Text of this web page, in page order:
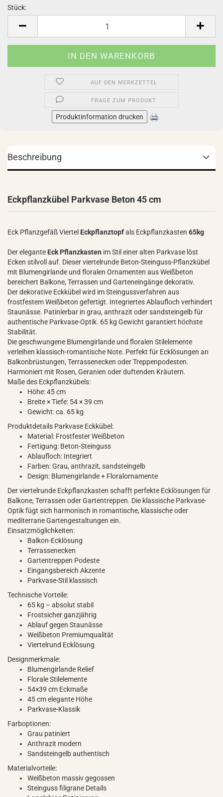
Stück:
AUF DEN MERKZETTEL
FRAGE ZUM PRODUKT
Produktinformation drucken
Beschreibung
Eckpflanzkübel Parkvase Beton 45 cm
Eck Pflanzgefäß Viertel Eckpflanztopfals Eckpflanzkasten 65kg
Der elegante Eck Pflanzkasten im Stil einer alten Parkvase löst
Ecken stilvoll auf. Dieser viertelrunde Beton-Steinguss-Pflanzkübel
mit Blumengirlande und floralen Ornamenten aus Weißbeton
bereichert Balkone, Terrassen und Garteneingänge dekorativ.
Der dekorative Eckkübel wird im Steingussverfahren aus
frostfestem Weißbeton gefertigt. Integriertes Ablaufloch verhindert
Staunässe. Patinierbar in grau, anthrazit oder sandsteingelb für
authentische Parkvase-Optik. 65 kg Gewicht garantiert höchste
Stabilität.
Die geschwungene Blumengirlande und floralen Stilelemente
verleihen klassisch-romantische Note. Perfekt für Ecklösungen an
Balkonbrüstungen, Terrassenecken oder Treppenpodesten.
Harmoniert mit Rosen, Geranien oder duftenden Kräutern.
Maße des Eckpflanzkübels:
Höhe: 45 cm
Breite × Tiefe: 54 × 39 cm
Gewicht: ca. 65 kg
Produktdetails Parkvase Eckkübel:
Material: Frostfester Weißbeton
Fertigung: Beton-Steinguss
Ablaufloch: Integriert
Farben: Grau, anthrazit, sandsteingelb
Design: Blumengirlande + Floralornamente
Der viertelrunde Eckpflanzkasten schafft perfekte Ecklösungen für
Balkone, Terrassen oder Gartentreppen. Die klassische Parkvase-
Optik fügt sich harmonisch in romantische, klassische oder
mediterrane Gartengestaltungen ein.
Einsatzmöglichkeiten:
Balkon-Ecklösung
Terrassenecken
Gartentreppen Podeste
Eingangsbereich Akzente
Parkvase-Stil klassisch
Technische Vorteile:
65 kg – absolut stabil
Frostsicher ganzjährig
Ablauf gegen Staunässe
Weißbeton Premiumqualität
Viertelrund Ecklösung
Designmerkmale:
Blumengirlande Relief
Florale Stilelemente
54×39 cm Eckmaße
45 cm elegante Höhe
Parkvase-Klassik
Farboptionen:
Grau patiniert
Anthrazit modern
Sandsteingelb authentisch
Materialvorteile:
Weißbeton massiv gegossen
Steinguss filigrane Details